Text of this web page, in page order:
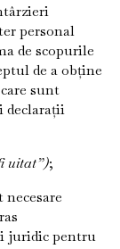
personal
de scopurile
de a obține
sunt
declarații
uitat”);
juridic pentru